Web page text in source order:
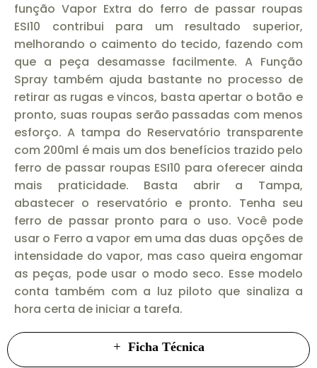
função Vapor Extra do ferro de passar roupas
ESI10 contribui para um resultado superior,
melhorando o caimento do tecido, fazendo com
que a peça desamasse facilmente. A Função
Spray também ajuda bastante no processo de
retirar as rugas e vincos, basta apertar o botão e
pronto, suas roupas serão passadas com menos
esforço. A tampa do Reservatório transparente
com 200ml é mais um dos benefícios trazido pelo
ferro de passar roupas ESI10 para oferecer ainda
mais praticidade. Basta abrir a Tampa,
abastecer o reservatório e pronto. Tenha seu
ferro de passar pronto para o uso. Você pode
usar o Ferro a vapor em uma das duas opções de
intensidade do vapor, mas caso queira engomar
as peças, pode usar o modo seco. Esse modelo
conta também com a luz piloto que sinaliza a
hora certa de iniciar a tarefa.
Ficha Técnica